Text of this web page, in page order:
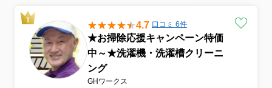
4.7 口コミ 6件
★お掃除応援キャンペーン特価
中～★洗濯機・洗濯槽クリーニ
ング
GHワークス